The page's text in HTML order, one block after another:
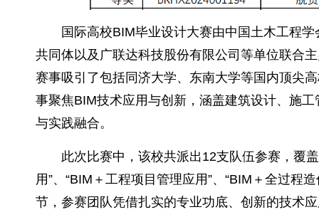
国际高校BIM毕业设计大赛由中国土木工程
共同体以及广联达科技股份有限公司等单位联合
赛事吸引了包括同济大学、东南大学等国内顶尖
事聚焦BIM技术应用与创新，涵盖建筑设计、施
与实践融合。
此次比赛中，该校共派出12支队伍参赛，覆
用”、“BIM＋工程项目管理应用”、“BIM＋全过程
节，参赛团队凭借扎实的专业功底、创新的技术